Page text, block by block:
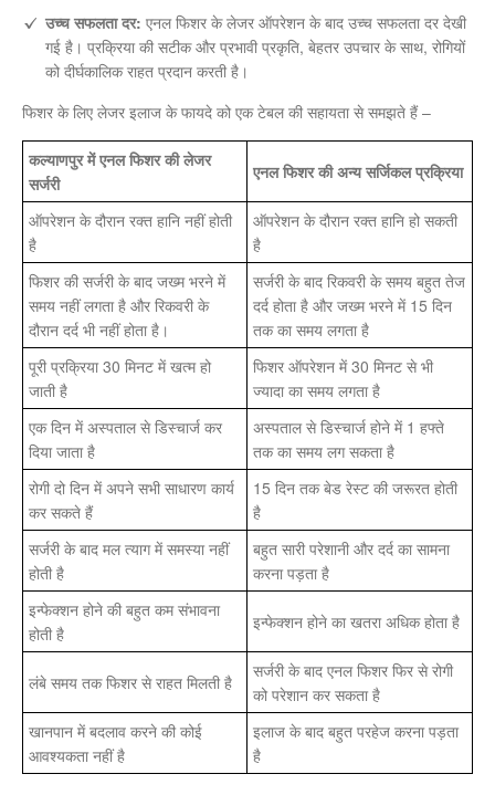
उच्च सफलता दर: एनल फिशर के लेजर ऑपरेशन के बाद उच्च सफलता दर देखी
गई है। प्रक्रिया की सटीक और प्रभावी प्रकृति, बेहतर उपचार के साथ, रोगियों
को दीर्घकालिक राहत प्रदान करती है।
फिशर के लिए लेजर इलाज के फायदे को एक टेबल की सहायता से समझते हैं –
कल्याणपुर में एनल फिशर की लेजर
सर्जरी
एनल फिशर की अन्य सर्जिकल प्रक्रिया
ऑपरेशन के दौरान रक्त हानि नहीं होती
है
ऑपरेशन के दौरान रक्त हानि हो सकती
है
फिशर की सर्जरी के बाद जख्म भरने में
समय नहीं लगता है और रिकवरी के
दौरान दर्द भी नहीं होता है।
सर्जरी के बाद रिकवरी के समय बहुत तेज
दर्द होता है और जख्म भरने में 15 दिन
तक का समय लगता है
पूरी प्रक्रिया 30 मिनट में खत्म हो
जाती है
फिशर ऑपरेशन में 30 मिनट से भी
ज्यादा का समय लगता है
एक दिन में अस्पताल से डिस्चार्ज कर
दिया जाता है
अस्पताल से डिस्चार्ज होने में 1 हफ्ते
तक का समय लग सकता है
रोगी दो दिन में अपने सभी साधारण कार्य
कर सकते हैं
15 दिन तक बेड रेस्ट की जरूरत होती
है
सर्जरी के बाद मल त्याग में समस्या नहीं
होती है
बहुत सारी परेशानी और दर्द का सामना
करना पड़ता है
इन्फेक्शन होने की बहुत कम संभावना
होती है
इन्फेक्शन होने का खतरा अधिक होता है
लंबे समय तक फिशर से राहत मिलती है
सर्जरी के बाद एनल फिशर फिर से रोगी
को परेशान कर सकता है
खानपान में बदलाव करने की कोई
आवश्यकता नहीं है
इलाज के बाद बहुत परहेज करना पड़ता
है